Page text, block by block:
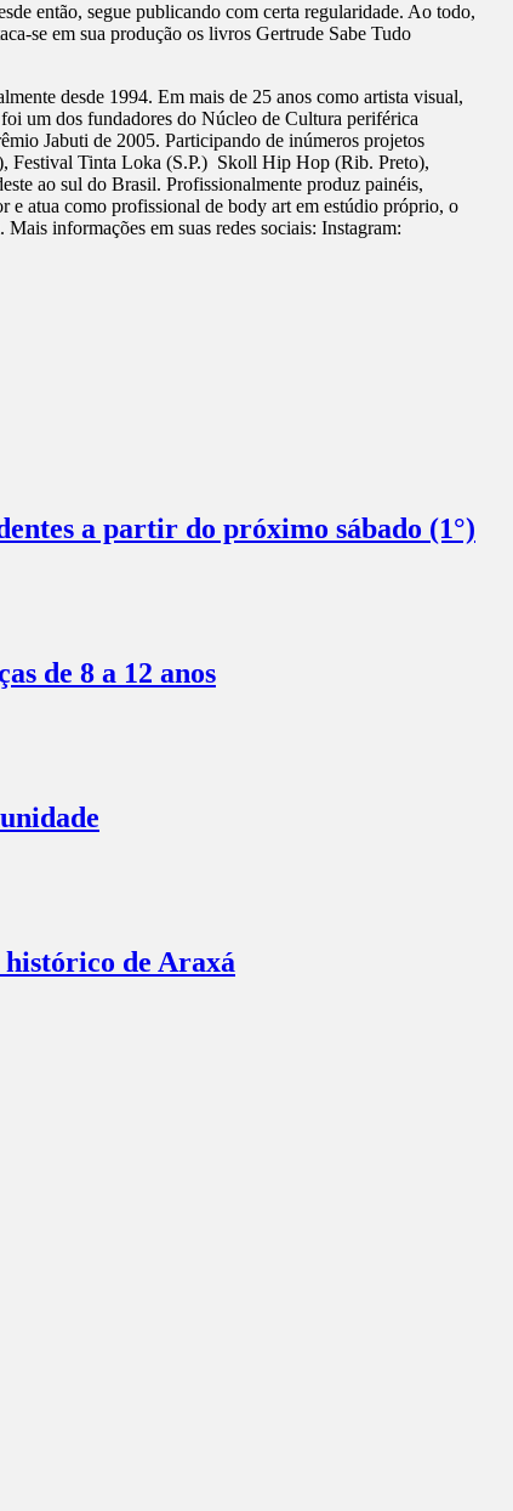
então, segue publicando com certa regularidade. Ao todo,
se em sua produção os livros Gertrude Sabe Tudo
desde 1994. Em mais de 25 anos como artista visual,
um dos fundadores do Núcleo de Cultura periférica
Jabuti de 2005. Participando de inúmeros projetos
Festival Tinta Loka (S.P.) Skoll Hip Hop (Rib. Preto),
ao sul do Brasil. Profissionalmente produz painéis,
e atua como profissional de body art em estúdio próprio, o
informações em suas redes sociais: Instagram:
a partir do próximo sábado (1°)
de 8 a 12 anos
de Araxá